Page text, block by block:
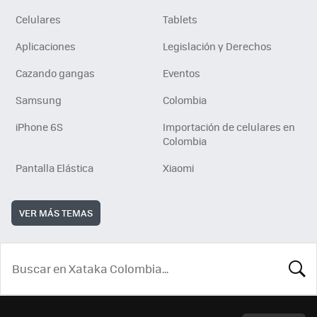
Celulares
Tablets
Aplicaciones
Legislación y Derechos
Cazando gangas
Eventos
Samsung
Colombia
iPhone 6S
Importación de celulares en
Colombia
Pantalla Elástica
Xiaomi
VER MÁS TEMAS